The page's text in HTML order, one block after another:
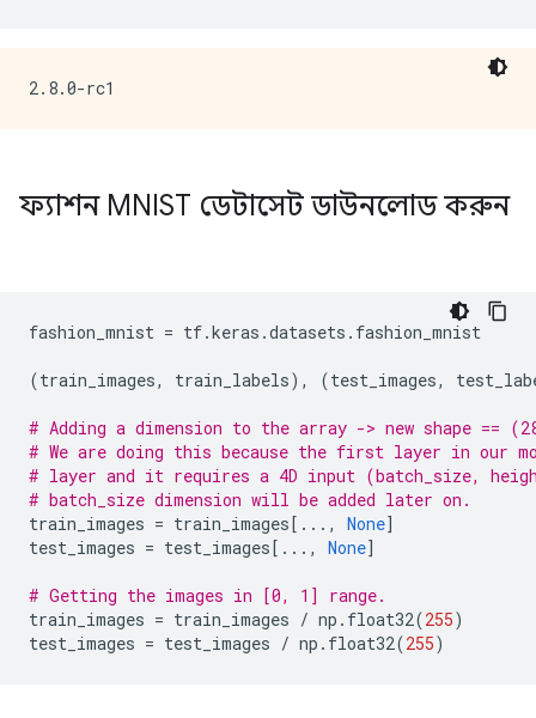
ফ্যাশন MNIST ডেটাসেট ডাউনলোড করুন
fashion_mnist = tf.keras .datasets . fashion_mnist
(train_images, train_labels), (test_images,
# Adding a dimension to the array -> new shape ==
# We are doing this because the first layer in our
# layer and it requires a 4D input (batch_size,
# batch_size dimension will be added later on.
train_images = train_images[..., None]
test_images = test_images[..., None]
# Getting the images in [0, 1] range.
train_images = train_images / np . float32(255)
test_images = test_images / np . float32(255)